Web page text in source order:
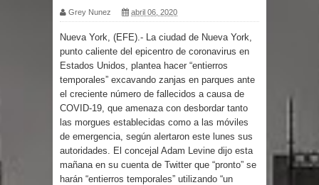
por un delicado problema cardíaco
Abel Martínez llama a los
dominicanos a unirse para sacar al
PRM del Gobierno
Tres detenidos tras detectarse una
presunta estafa contra el
Grey Nunez abril 06, 2020
Nueva York, (EFE).- La ciudad de Nueva York,
punto caliente del epicentro de coronavirus en
Estados Unidos, plantea hacer “entierros
temporales” excavando zanjas en parques ante
el creciente número de fallecidos a causa de
COVID-19, que amenaza con desbordar tanto
las morgues establecidas como a las móviles
de emergencia, según alertaron este lunes sus
autoridades. El concejal Adam Levine dijo esta
mañana en su cuenta de Twitter que “pronto” se
harán “entierros temporales” utilizando “un